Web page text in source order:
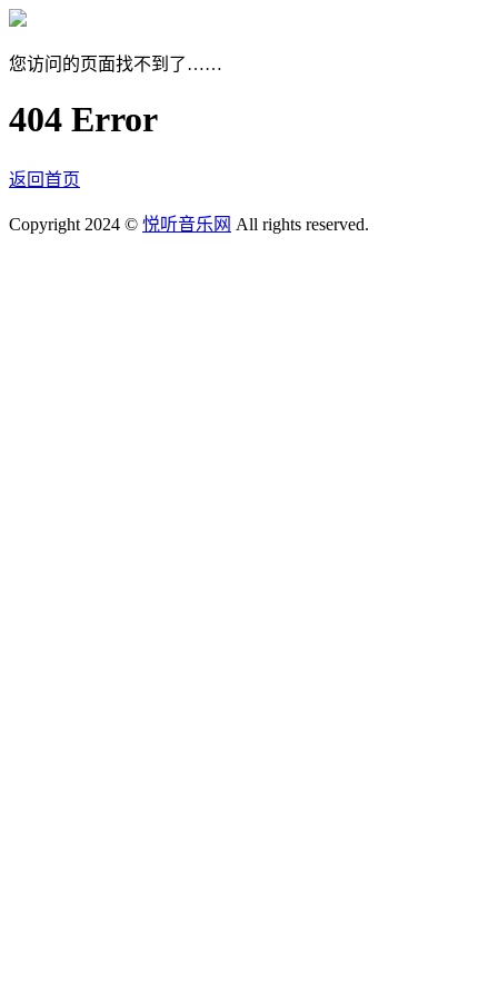
您访问的页面找不到了……
404 Error
返回首页
Copyright 2024 © 悦听音乐网 All rights reserved.